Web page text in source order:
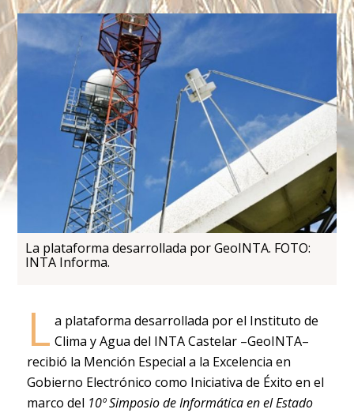
La plataforma desarrollada por GeoINTA. FOTO:
INTA Informa.
L a plataforma desarrollada por el Instituto de
Clima y Agua del INTA Castelar –GeoINTA–
recibió la Mención Especial a la Excelencia en
Gobierno Electrónico como Iniciativa de Éxito en el
marco del 10º Simposio de Informática en el Estado